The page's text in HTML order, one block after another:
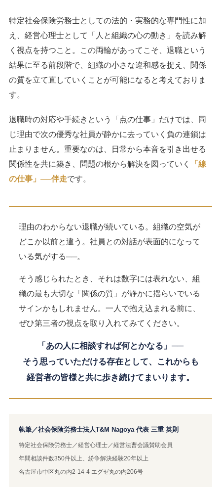
特定社会保険労務士としての法的・実務的な専門性に加
え、経営心理士として「人と組織の心の動き」を読み解
く視点を持つこと。この両輪があってこそ、退職という
結果に至る前段階で、組織の小さな違和感を捉え、関係
の質を立て直していくことが可能になると考えておりま
す。
退職時の対応や手続きという「点の仕事」だけでは、同
じ理由で次の優秀な社員が静かに去っていく負の連鎖は
止まりません。重要なのは、日常から本音を引き出せる
関係性を共に築き、問題の根から解決を図っていく
「線
の仕事」──伴走です。
理由のわからない退職が続いている。組織の空気が
どこか以前と違う。社員との対話が表面的になって
いる気がする──。
そう感じられたとき、それは数字には表れない、組
織の最も大切な「関係の質」が静かに揺らいでいる
サインかもしれません。一人で抱え込まれる前に、
ぜひ第三者の視点を取り入れてみてください。
「あの人に相談すれば何とかなる」──
そう思っていただける存在として、これからも
経営者の皆様と共に歩き続けてまいります。
執筆／社会保険労務士法人T&M Nagoya 代表 三重 英則
特定社会保険労務士／経営心理士／経営法曹会議賛助会員
年間相談件数350件以上、紛争解決経験20年以上
名古屋市中区丸の内2-14-4 エグゼ丸の内206号